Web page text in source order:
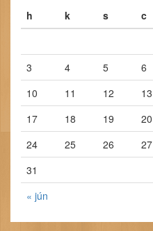
h
k s c
« jún
3
4 5 6
10
11 12 13
17
18 19 20
24
25 26 27
31